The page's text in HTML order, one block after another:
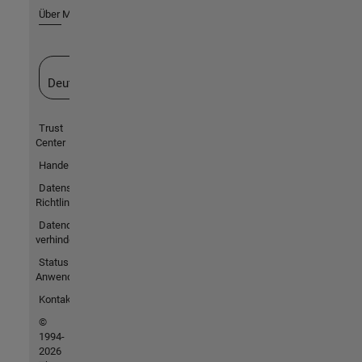
Über MathWorks
Deutschland
Trust
Center
Handelsmarken
Datenschutz-
Richtlinien
Datendiebstahl
verhindern
Status von
Anwendungen
Kontakt
©
1994-
2026